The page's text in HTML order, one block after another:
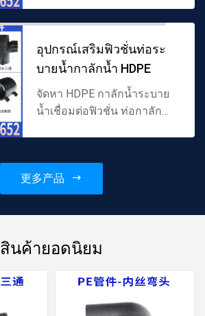
ไฟพีวีซี ปลอกลวดลูกฟูกทนไฟ
และท่อป้องกันสายเคเบิลลูกฟูก
ทนไฟพีวีซี วัสดุทนไฟ...
อุปกรณ์เสริมฟิวชั่นท่อระ
บายน้ำกาลักน้ำ HDPE
จัดหา HDPE กาลักน้ำระบาย
น้ำเชื่อมต่อฟิวชั่น ท่อกาลักน้ำ
ความหนาแน่นสูงอุปกรณ์ท่อ
ฟิวชั่น คุณภาพที่เชื่อถือได...
更多产品
สินค้ายอดนิยม